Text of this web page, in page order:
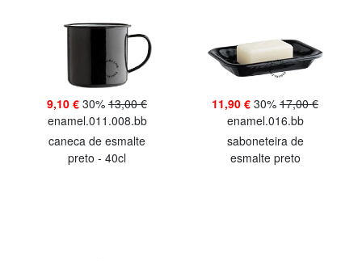
9,10 € 30% 13,00 €
enamel.011.008.bb
caneca de esmalte
preto - 40cl
11,90 € 30% 17,00 €
enamel.016.bb
saboneteira de
esmalte preto